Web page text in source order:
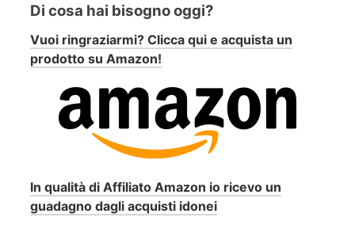
Di cosa hai bisogno oggi?
Vuoi ringraziarmi? Clicca qui e acquista un
prodotto su Amazon!
In qualità di Affiliato Amazon io ricevo un
guadagno dagli acquisti idonei